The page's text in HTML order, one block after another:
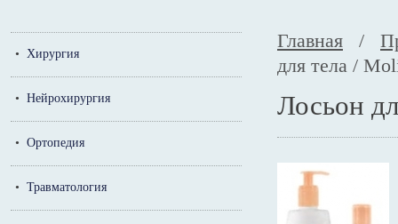
• Хирургия
• Нейрохирургия
• Ортопедия
• Травматология
Главная /
для тела /
Лосьон